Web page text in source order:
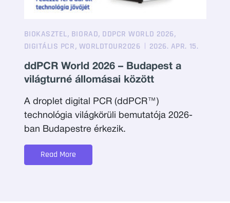
BIOKASZTEL, BIORAD, DDPCR WORLD 2026,
DIGITÁLIS PCR, WORLDTOUR2026 2026. APR. 15.
ddPCR World 2026 – Budapest a
világturné állomásai között
A droplet digital PCR (ddPCR™)
technológia világkörüli bemutatója 2026-
ban Budapestre érkezik.
Read More